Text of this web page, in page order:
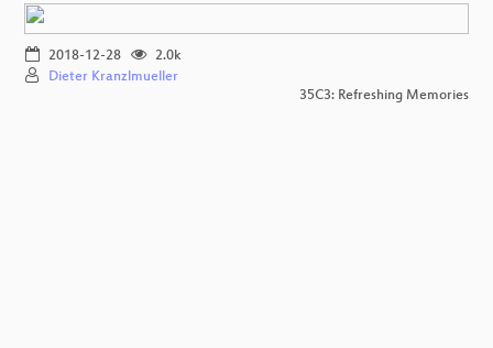
2018-12-28
2.0k
Dieter Kranzlmueller
35C3: Refreshing Memories